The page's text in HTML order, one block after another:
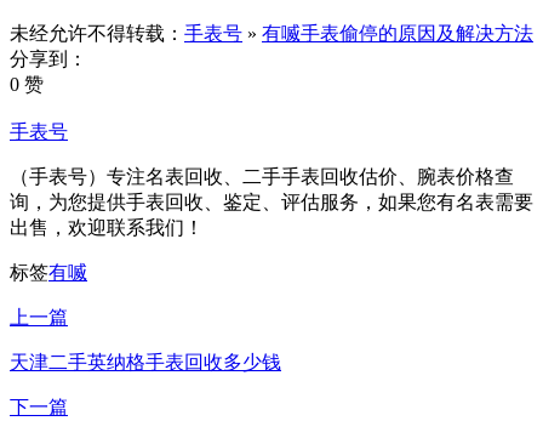
未经允许不得转载： 手表号 » 有喴手表偷停的原因及解决方法
分享到：
0 赞
手表号
（手表号）专注名表回收、二手手表回收估价、腕表价格查
询，为您提供手表回收、鉴定、评估服务，如果您有名表需要
出售，欢迎联系我们！
标签有喴
上一篇
天津二手英纳格手表回收多少钱
下一篇